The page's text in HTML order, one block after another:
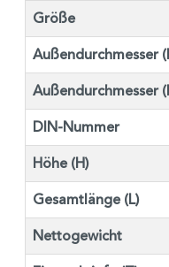
Größe
Außendurchmesser
Außendurchmesser
DIN-Nummer
Höhe (H)
Gesamtlänge (L)
Nettogewicht